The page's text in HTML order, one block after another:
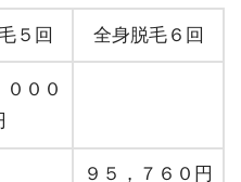
５回 全身脱毛６回
０００
９５，７６０円